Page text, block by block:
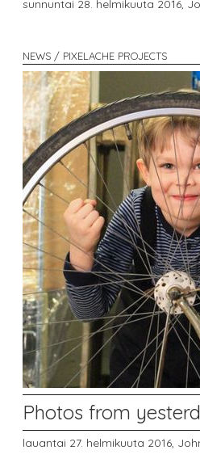
sunnuntai 28. helmikuuta 2016,
NEWS / PIXELACHE PROJECTS
Photos from
lauantai 27. helmikuuta 2016,